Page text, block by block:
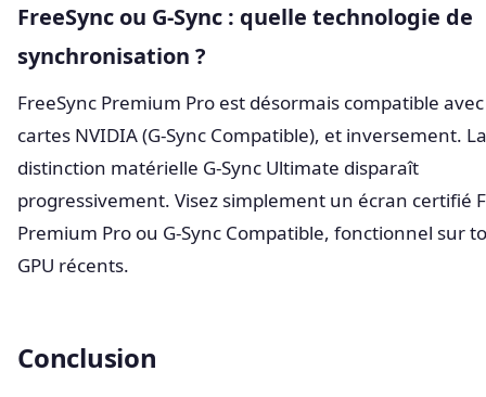
FreeSync ou G-Sync : quelle technologie de
synchronisation ?
FreeSync Premium Pro est désormais compatible
cartes NVIDIA (G-Sync Compatible), et inversement. La
distinction matérielle G-Sync Ultimate disparaît
progressivement. Visez simplement un écran certifié
Premium Pro ou G-Sync Compatible, fonctionnel sur
GPU récents.
Conclusion